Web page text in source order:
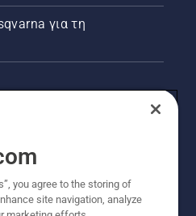
για τη
you agree to the storing of
site navigation, analyze